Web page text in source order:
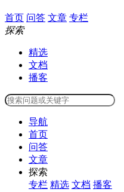
首页 问答 文章 专栏
探索
精选
文档
播客
导航
首页
问答
文章
探索
专栏 精选 文档 播客